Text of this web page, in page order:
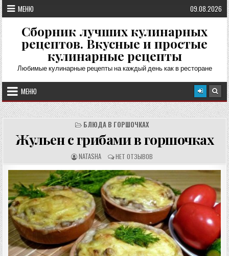
Перейти
к
содержимому
МЕНЮ 09.08.2026
Сборник лучших кулинарных
рецептов. Вкусные и простые
кулинарные рецепты
Любимые кулинарные рецепты на каждый день как в ресторане
МЕНЮ
БЛЮДА В ГОРШОЧКАХ
Жульен с грибами в горшочках
А
В
Т
О
Р
Р
Е
Ц
Е
П
Т
А
:
NATASHA О
Т
З
Ы
В
Ы
:
НЕТ ОТЗЫВОВ